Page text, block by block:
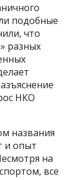
подобные
что
разных
НКО
названия
и опыт
на
все